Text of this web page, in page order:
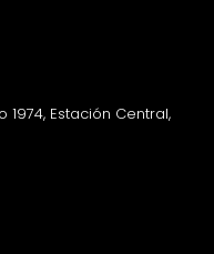
1974, Estación Central,